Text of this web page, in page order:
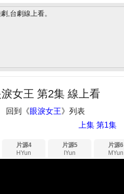
,台劇線上看。
女王 第2集 線上看
回到《眼淚女王》列表
上集 第1集
片源4
HYun
片源5
IYun
片源6
MYun